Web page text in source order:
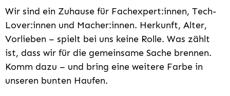
Wir sind ein Zuhause für Fachexpert:innen, Tech-
Lover:innen und Macher:innen. Herkunft, Alter,
Vorlieben – spielt bei uns keine Rolle. Was zählt
ist, dass wir für die gemeinsame Sache brennen.
Komm dazu – und bring eine weitere Farbe in
unseren bunten Haufen.